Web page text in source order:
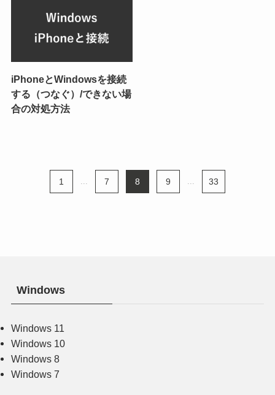
iPhoneとWindowsを接続
する（つなぐ）/できない場
合の対処方法
1 ... 7 8 9 ... 33
Windows
Windows 11
Windows 10
Windows 8
Windows 7